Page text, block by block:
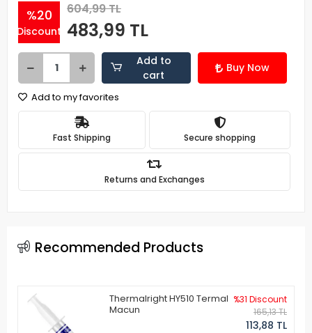
%20
Discount
604,99 TL
483,99 TL
Add to
cart
Buy Now
Add to my favorites
Fast Shipping Secure shopping
Returns and Exchanges
Recommended Products
Thermalright HY510 Termal
Macun
%31 Discount
165,13 TL
113,88 TL